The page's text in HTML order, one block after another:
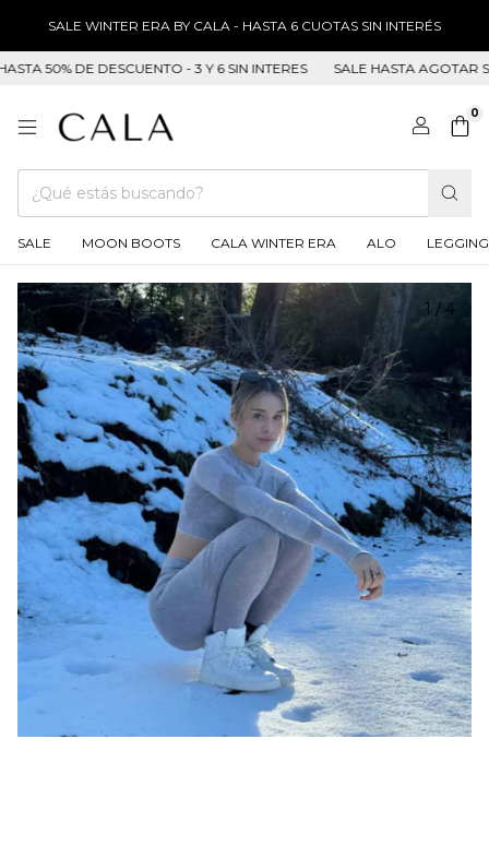
SALE WINTER ERA BY CALA - HASTA 6 CUOTAS SIN INTERÉS
DE DESCUENTO - 3 Y 6 SIN INTERES SALE HASTA AGOTAR
0
SALE MOON BOOTS CALA WINTER ERA ALO LEGGING
1 / 4